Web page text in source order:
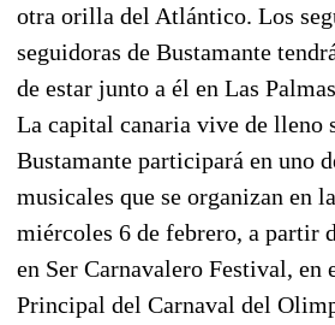
otra orilla del Atlántico. Los
seguidoras de Bustamante
de estar junto a él en Las
La capital canaria vive de lleno
Bustamante participará en uno
musicales que se organizan en
miércoles 6 de febrero, a partir
en Ser Carnavalero Festival, en
Principal del Carnaval del